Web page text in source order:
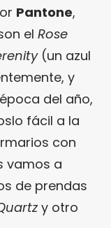
Pantone,
el Rose
(un azul
y
del año,
fácil a la
con
vamos a
de prendas
y otro